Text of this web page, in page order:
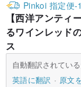
Pinkoi 指定便-
【西洋アンティ
るワインレッド
ス
自動翻訳されてい
英語に翻訳
原文